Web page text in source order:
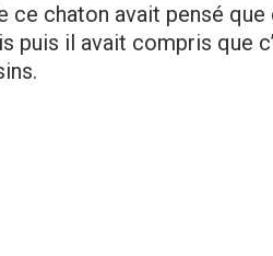
ce chaton avait pensé que
puis il avait compris que